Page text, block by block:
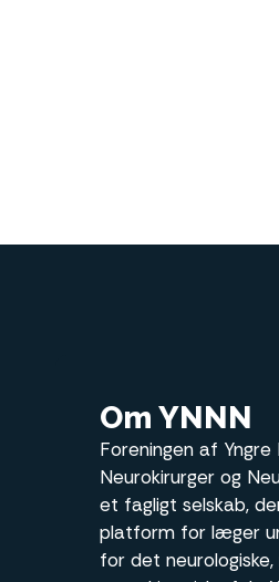
Om YNNN
Foreningen af Yngre
Neurokirurger og
et fagligt selskab,
platform for læger
for det